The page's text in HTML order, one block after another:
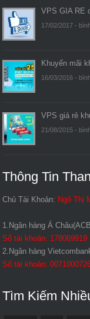
VPS GIA RE
17/02/2017 -
Khuyến mãi
16/03/2016 -
VPS giá rẻ
21/08/2015 -
Thông Tin
Chủ Tài Khoản: Ngô Thị
1.Ngân hàng Á
Số tài khoản: 178069919
2.Ngân hàng
Số tài khoản:
Tìm Kiếm